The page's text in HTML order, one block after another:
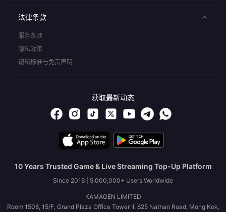
法律条款
服务条款
隐私政策
编辑标准与免责声明
获取最新动态
10 Years Trusted Game & Live Streaming Top-Up Platform
Since 2016 | 5,000,000+ Users Worldwide
KAMAGEN LIMITED
Room 1508, 15/F, Grand Plaza Office Tower II, 625 Nathan Road, Mong Kok,